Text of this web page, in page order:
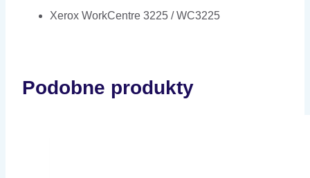
Xerox WorkCentre 3225 / WC3225
Podobne produkty